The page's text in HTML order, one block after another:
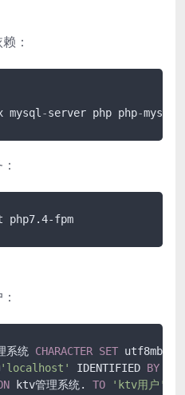
：
-server php php-mysql
fpm
系统 CHARACTER SET utf8mb4
'localhost' IDENTIFIED BY
ktv管理系统. TO 'ktv用户'